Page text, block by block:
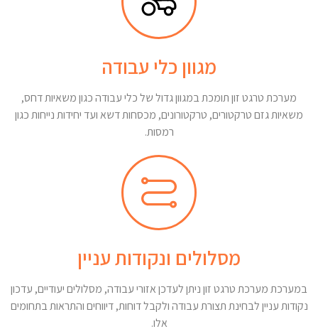
מגוון כלי עבודה
מערכת טרגט זון תומכת במגוון גדול של כלי עבודה כגון משאיות דחס,
משאיות גזם טרקטורים, טרקטורונים, מכסחות דשא ועד יחידות נייחות כגון
רמסות.
מסלולים ונקודות עניין
במערכת מערכת טרגט זון ניתן לעדכן אזורי עבודה, מסלולים יעודיים, עדכון
נקודות עניין לבחינת תצורת עבודה ולקבל דוחות, דיווחים והתראות בתחומים
אלו.